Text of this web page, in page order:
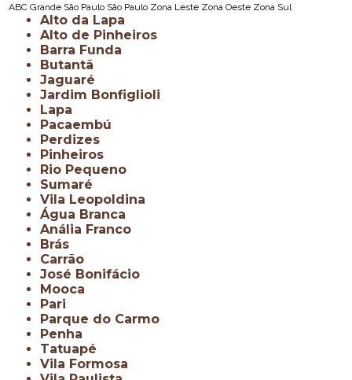
ABCGrande São Paulo São Paulo Zona Leste Zona Oeste Zona Sul
Alto da Lapa
Alto de Pinheiros
Barra Funda
Butantã
Jaguaré
Jardim Bonfiglioli
Lapa
Pacaembú
Perdizes
Pinheiros
Rio Pequeno
Sumaré
Vila Leopoldina
Água Branca
Anália Franco
Brás
Carrão
José Bonifácio
Mooca
Pari
Parque do Carmo
Penha
Tatuapé
Vila Formosa